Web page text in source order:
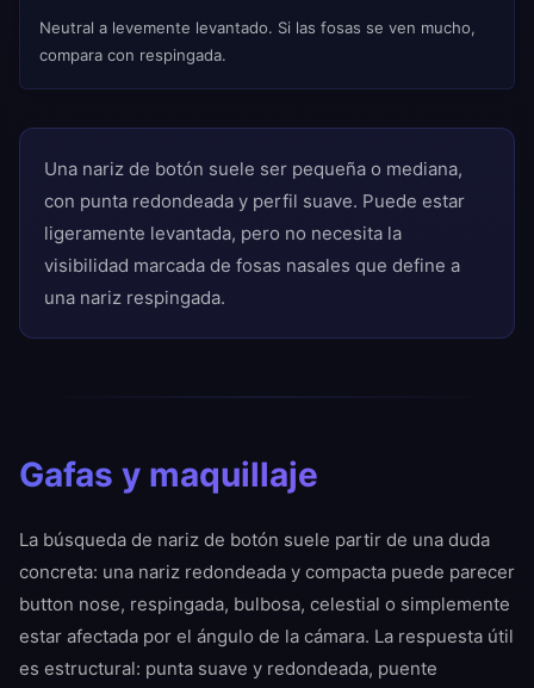
Neutral a levemente levantado. Si las fosas se ven mucho,
compara con respingada.
Una nariz de botón suele ser pequeña o mediana,
con punta redondeada y perfil suave. Puede estar
ligeramente levantada, pero no necesita la
visibilidad marcada de fosas nasales que define a
una nariz respingada.
Gafas y maquillaje
La búsqueda de nariz de botón suele partir de una duda
concreta: una nariz redondeada y compacta puede parecer
button nose, respingada, bulbosa, celestial o simplemente
estar afectada por el ángulo de la cámara. La respuesta útil
es estructural: punta suave y redondeada, puente